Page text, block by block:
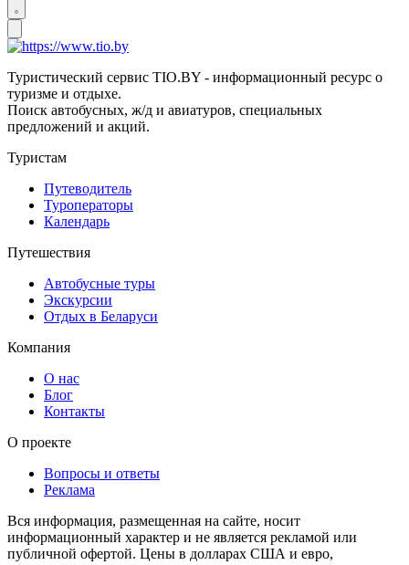
Туристический сервис TIO.BY - информационный ресурс о
туризме и отдыхе.
Поиск автобусных, ж/д и авиатуров, специальных
предложений и акций.
Туристам
Путеводитель
Туроператоры
Календарь
Путешествия
Автобусные туры
Экскурсии
Отдых в Беларуси
Компания
О нас
Блог
Контакты
О проекте
Вопросы и ответы
Реклама
Вся информация, размещенная на сайте, носит
информационный характер и не является рекламой или
публичной офертой. Цены в долларах США и евро,